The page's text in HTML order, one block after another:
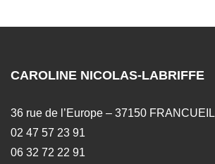
CAROLINE NICOLAS-LABRIFFE
36 rue de l’Europe – 37150 FRANCUEIL
02 47 57 23 91
06 32 72 22 91